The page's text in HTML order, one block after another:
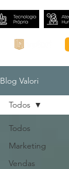
Blog Valori
Todos
Marketing
Vendas
Todos